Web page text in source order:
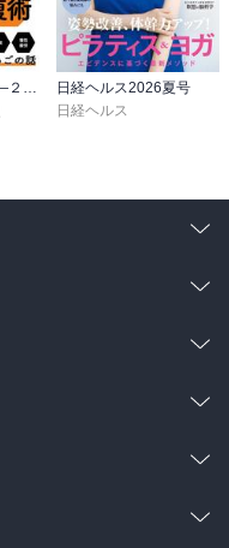
日経ヘルス2026夏号
日経ヘルス